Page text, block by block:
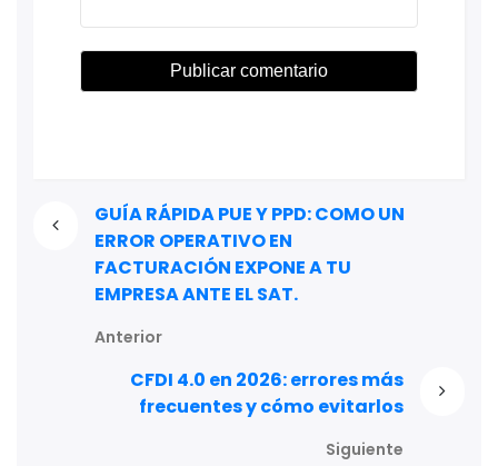
GUÍA RÁPIDA PUE Y PPD: COMO UN
ERROR OPERATIVO EN
FACTURACIÓN EXPONE A TU
EMPRESA ANTE EL SAT.
Anterior
CFDI 4.0 en 2026: errores más
frecuentes y cómo evitarlos
Siguiente